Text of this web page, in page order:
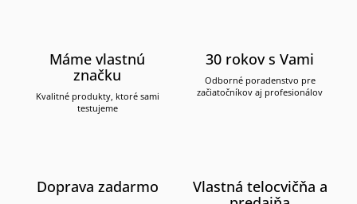
Máme vlastnú
značku
Kvalitné produkty, ktoré sami
testujeme
30 rokov s Vami
Odborné poradenstvo pre
začiatočníkov aj profesionálov
Doprava zadarmo
Vlastná telocvičňa a